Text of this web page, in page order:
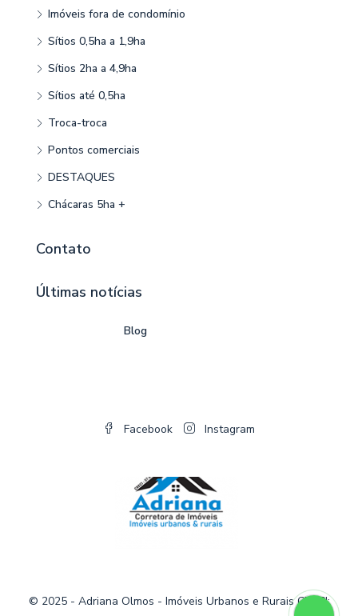
Imóveis fora de condomínio
Sítios 0,5ha a 1,9ha
Sítios 2ha a 4,9ha
Sítios até 0,5ha
Troca-troca
Pontos comerciais
DESTAQUES
Chácaras 5ha +
Contato
Últimas notícias
Blog
Facebook Instagram
© 2025 - Adriana Olmos - Imóveis Urbanos e Rurais CRECI: